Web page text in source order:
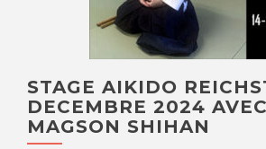
STAGE AIKIDO
DECEMBRE 2024
MAGSON SHIHAN